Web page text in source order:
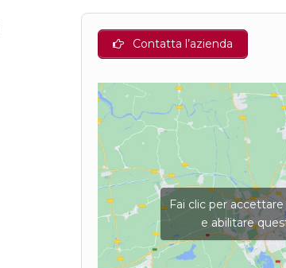
Contatta l’azienda
Fai clic per
e abilitare